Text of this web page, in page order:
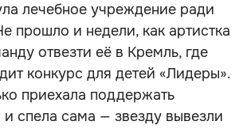
лечебное учреждение ради
прошло и недели, как артистка
отвезти её в Кремль, где
конкурс для детей «Лидеры».
приехала поддержать
и спела сама — звезду вывезли